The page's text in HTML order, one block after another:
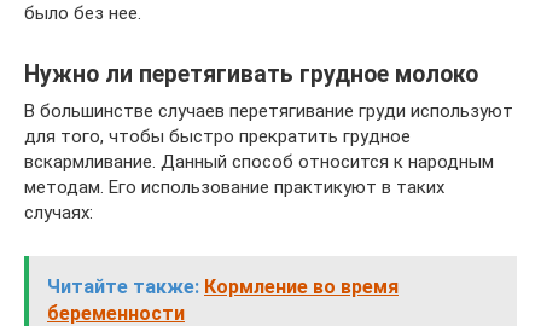
было без нее.
Нужно ли перетягивать грудное молоко
В большинстве случаев перетягивание груди используют
для того, чтобы быстро прекратить грудное
вскармливание. Данный способ относится к народным
методам. Его использование практикуют в таких
случаях:
Читайте также: Кормление во время
беременности